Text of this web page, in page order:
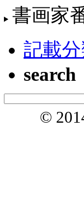
書画家
記載
search
©